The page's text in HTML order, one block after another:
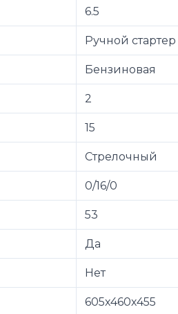
6.5
Ручной стартер
Бензиновая
2
15
Стрелочный
0/16/0
53
Да
Нет
605х460х455